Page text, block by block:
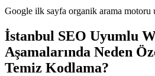
Google ilk sayfa organik arama motoru
İstanbul SEO Uyumlu
Aşamalarında Neden
Temiz Kodlama?